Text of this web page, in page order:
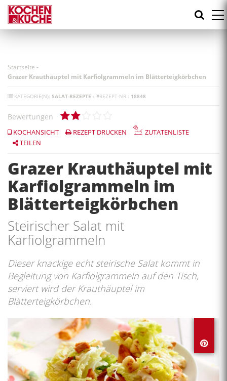
Direkt
zum
Inhalt
Startseite -
Grazer Krauthäuptel mit Karfiolgrammeln im Blätterteigkörbchen
KATEGORIE(N): SALAT-REZEPTE / #REZEPT-NR.: 18848
Bewertungen
KOCHANSICHT REZEPT DRUCKEN
ZUTATENLISTE
TEILEN
Grazer Krauthäuptel mit
Karfiolgrammeln im
Blätterteigkörbchen
Steirischer Salat mit
Karfiolgrammeln
Dieser knackige echt steirische Salat kommt in
Begleitung von Karfiolgrammeln auf den Tisch,
serviert wird der Krauthäuptel im
Blätterteigkörbchen.